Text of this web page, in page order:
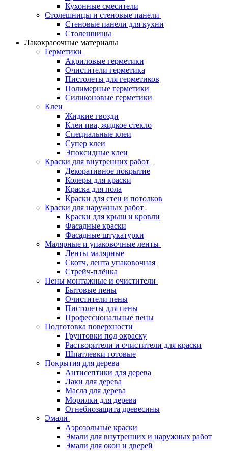
Кухонные смесители
Столешницы и стеновые панели
Стеновые панели для кухни
Столешницы
Лакокрасочные материалы
Герметики
Акриловые герметики
Очистители герметика
Пистолеты для герметиков
Полимерные герметики
Силиконовые герметики
Клеи
Жидкие гвозди
Клеи пва, жидкое стекло
Специальные клеи
Супер клеи
Эпоксидные клеи
Краски для внутренних работ
Декоративное покрытие
Колеры для краски
Краска для пола
Краски для стен и потолков
Краски для наружных работ
Краски для крыш и кровли
Фасадные краски
Фасадные штукатурки
Малярные и упаковочные ленты
Ленты малярные
Скотч, лента упаковочная
Стрейч-плёнка
Пены монтажные и очистители
Бытовые пены
Очистители пены
Пистолеты для пены
Профессиональные пены
Подготовка поверхности
Грунтовки под окраску
Растворители и очистители для краски
Шпатлевки готовые
Покрытия для дерева
Антисептики для дерева
Лаки для дерева
Масла для дерева
Морилки для дерева
Огнебиозащита древесины
Эмали
Аэрозольные краски
Эмали для внутренних и наружных работ
Эмали для окон и дверей